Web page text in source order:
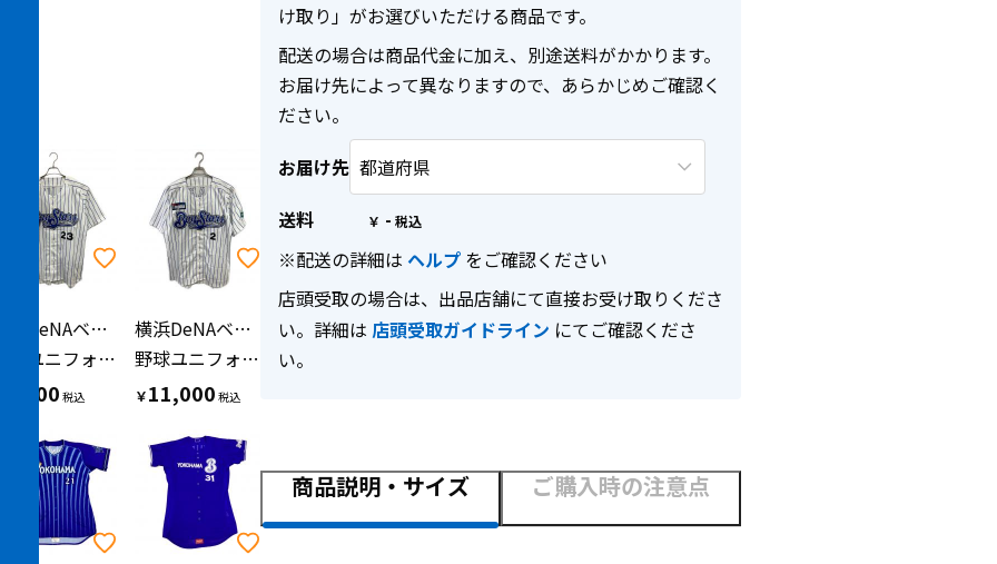
横浜DeNAベイスターズ（ヨコハマディーエヌエーベイスターズ）
野球ユニフォーム
9,900
横浜DeNAベイスターズ（ヨコハマディーエヌエーベイスターズ）
野球ユニフォーム
￥11,000
け取り」がお選びいただける商品です。
配送の場合は商品代金に加え、別途送料がかかります。
お届け先によって異なりますので、あらかじめご確認く
ださい。
お届け先
送料
￥ -
※配送の詳細は ヘルプ をご確認ください
店頭受取の場合は、出品店舗にて直接お受け取りくださ
い。詳細は 店頭受取ガイドライン にてご確認くださ
い。
商品説明・サイズ ご購入時の注意点